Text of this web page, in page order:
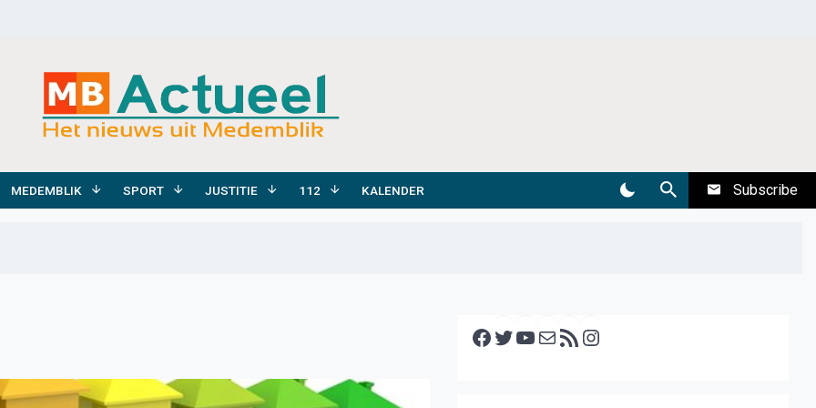
MEDEMBLIK SPORT JUSTITIE 112 KALENDER Subscribe
Facebook Twitter YouTube E-mail RSS feed